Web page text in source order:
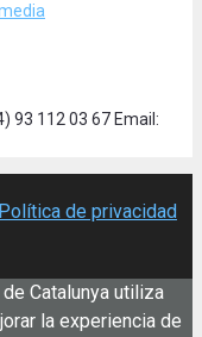
93 112 03 67 Email:
Política de privacidad
Catalunya utiliza
la experiencia de